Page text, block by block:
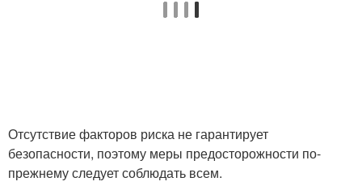
Отсутствие факторов риска не гарантирует
безопасности, поэтому меры предосторожности по-
прежнему следует соблюдать всем.